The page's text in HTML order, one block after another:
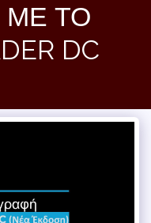
ΜΕ ΤΟ
DC